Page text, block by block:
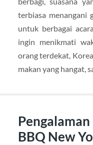
terbiasa menangani
untuk berbagai
ingin menikmati
orang terdekat,
makan yang hangat,
BBQ New